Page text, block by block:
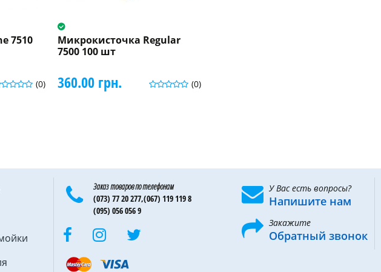
7510
(0)
Микрокисточка Regular
7500 100 шт
(0)
360.00 грн.
Заказ товаров по телефонам
(073) 77 20 277,(067) 119 119 8
(095) 056 056 9
У Вас есть вопросы?
Напишите нам
Закажите
Обратный звонок